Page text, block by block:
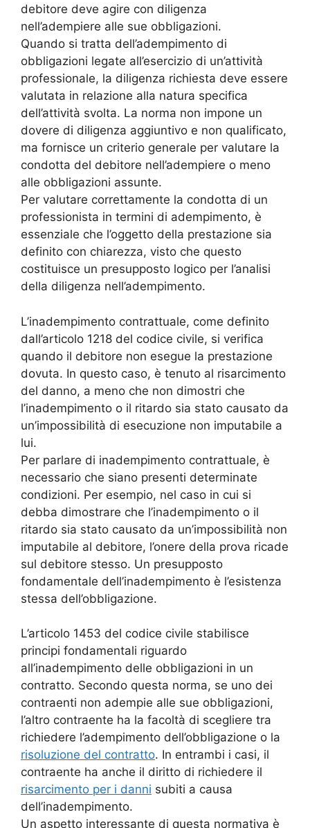
debitore deve agire con diligenza
nell’adempiere alle sue obbligazioni.
Quando si tratta dell’adempimento di
obbligazioni legate all’esercizio di un’attività
professionale, la diligenza richiesta deve essere
valutata in relazione alla natura specifica
dell’attività svolta. La norma non impone un
dovere di diligenza aggiuntivo e non qualificato,
ma fornisce un criterio generale per valutare la
condotta del debitore nell’adempiere o meno
alle obbligazioni assunte.
Per valutare correttamente la condotta di un
professionista in termini di adempimento, è
essenziale che l’oggetto della prestazione sia
definito con chiarezza, visto che questo
costituisce un presupposto logico per l’analisi
della diligenza nell’adempimento.
L’inadempimento contrattuale, come definito
dall’articolo 1218 del codice civile, si verifica
quando il debitore non esegue la prestazione
dovuta. In questo caso, è tenuto al risarcimento
del danno, a meno che non dimostri che
l’inadempimento o il ritardo sia stato causato da
un’impossibilità di esecuzione non imputabile a
lui.
Per parlare di inadempimento contrattuale, è
necessario che siano presenti determinate
condizioni. Per esempio, nel caso in cui si
debba dimostrare che l’inadempimento o il
ritardo sia stato causato da un’impossibilità non
imputabile al debitore, l’onere della prova ricade
sul debitore stesso. Un presupposto
fondamentale dell’inadempimento è l’esistenza
stessa dell’obbligazione.
L’articolo 1453 del codice civile stabilisce
principi fondamentali riguardo
all’inadempimento delle obbligazioni in un
contratto. Secondo questa norma, se uno dei
contraenti non adempie alle sue obbligazioni,
l’altro contraente ha la facoltà di scegliere tra
richiedere l’adempimento dell’obbligazione o la
risoluzione del contratto. In entrambi i casi, il
contraente ha anche il diritto di richiedere il
risarcimento per i danni subiti a causa
dell’inadempimento.
Un aspetto interessante di questa normativa è